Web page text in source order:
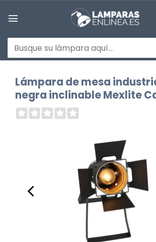
Buscar
por:
Lámpara de mesa
negra inclinable Mexlite